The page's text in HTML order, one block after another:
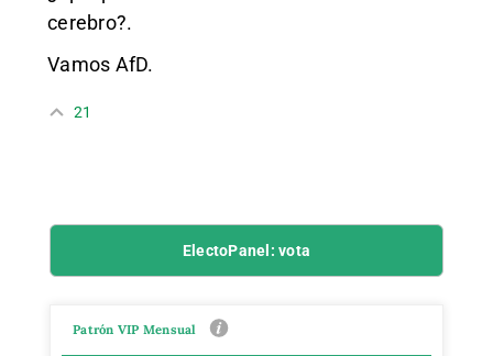
cerebro?.
Vamos AfD.
21
ElectoPanel: vota
Patrón VIP Mensual